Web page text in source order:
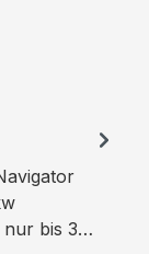
nur bis 3…